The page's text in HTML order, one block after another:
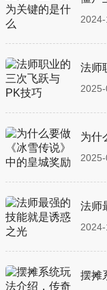
法师
为什
法师
摆摊